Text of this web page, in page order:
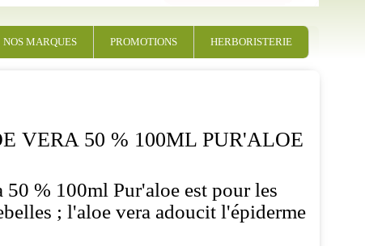
NOS MARQUES PROMOTIONS HERBORISTERIE
VERA 50 % 100ML PUR'ALOE
50 % 100ml Pur'aloe est pour les
; l'aloe vera adoucit l'épiderme